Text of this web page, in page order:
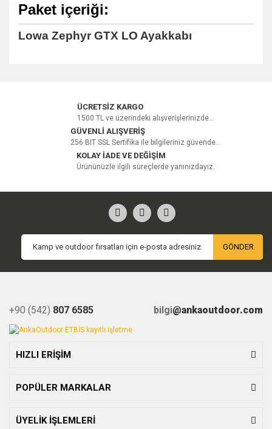
Paket içeriği:
Lowa Zephyr GTX LO Ayakkabı
Bu ürüne ilk yorumu siz yapın!
Yorum Yaz
ÜCRETSİZ KARGO
1500 TL ve üzerindeki alışverişlerinizde...
GÜVENLİ ALIŞVERİŞ
256 BIT SSL Sertifika ile bilgileriniz güvende...
KOLAY İADE VE DEĞİŞİM
Ürününüzle ilgili süreçlerde yanınızdayız.
GÖNDER
+90 (542) 807 6585 bilgi@ankaoutdoor.com
HIZLI ERİŞİM
POPÜLER MARKALAR
ÜYELİK İŞLEMLERİ